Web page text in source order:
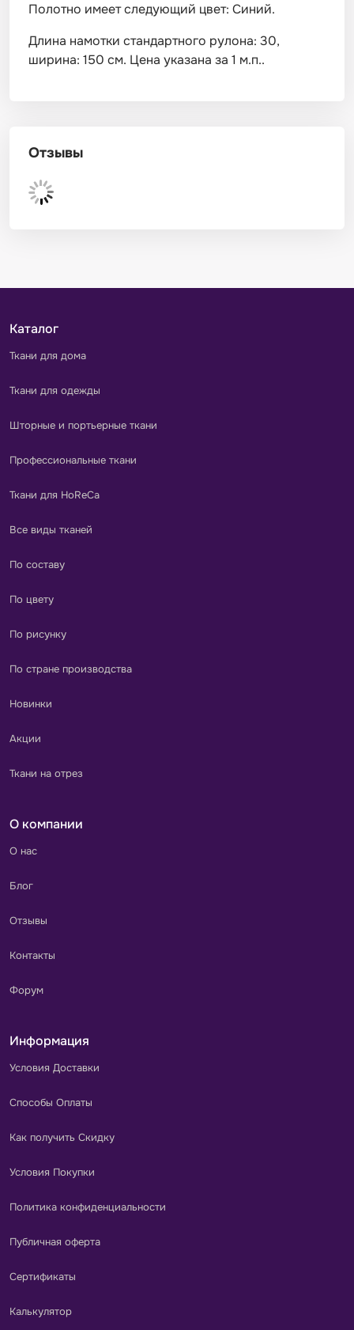
Полотно имеет следующий цвет: Синий.
Длина намотки стандартного рулона: 30,
ширина: 150 см. Цена указана за 1 м.п..
Отзывы
Каталог
Ткани для дома
Ткани для одежды
Шторные и портьерные ткани
Профессиональные ткани
Ткани для HoReCa
Все виды тканей
По составу
По цвету
По рисунку
По стране производства
Новинки
Акции
Ткани на отрез
О компании
О нас
Блог
Отзывы
Контакты
Форум
Информация
Условия Доставки
Способы Оплаты
Как получить Скидку
Условия Покупки
Политика конфиденциальности
Публичная оферта
Сертификаты
Калькулятор